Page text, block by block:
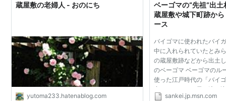
蔵屋敷の老婦人 - おのにち
yutoma233.hatenablog.com
ベーゴマの“先祖”出
蔵屋敷や城下町跡か
ース
バイゴマに使われたバイ
中に入れられていたとみ
の蔵屋敷跡などから出土
のベーゴマ ベーゴマのル
使った江戸時代の「バイ
定させるために貝に流し
鉛の詰め物などが、大阪
sankei.jp.msn.com